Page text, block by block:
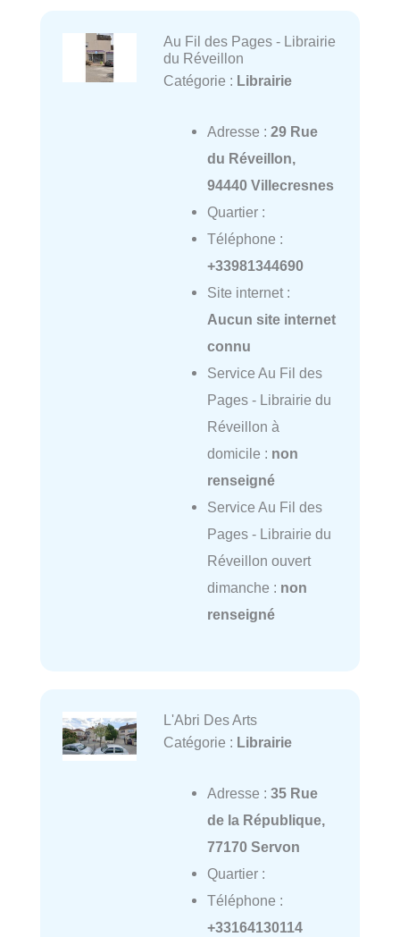
Au Fil des Pages - Librairie
du Réveillon
Catégorie : Librairie
Adresse : 29 Rue
du Réveillon,
94440 Villecresnes
Quartier :
Téléphone :
+33981344690
Site internet :
Aucun site internet
connu
Service Au Fil des
Pages - Librairie du
Réveillon à
domicile : non
renseigné
Service Au Fil des
Pages - Librairie du
Réveillon ouvert
dimanche : non
renseigné
L'Abri Des Arts
Catégorie : Librairie
Adresse : 35 Rue
de la République,
77170 Servon
Quartier :
Téléphone :
+33164130114